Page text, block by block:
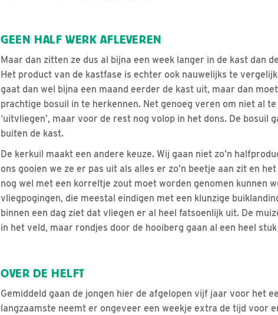
GEEN HALF WERK AFLEVEREN
Maar dan zitten ze dus al bijna een week langer in de kast dan
Het product van de kastfase is echter ook nauwelijks te
gaat dan wel bijna een maand eerder de kast uit, maar dan
prachtige bosuil in te herkennen. Net genoeg veren om niet al
‘uitvliegen’, maar voor de rest nog volop in het dons. De
buiten de kast.
De kerkuil maakt een andere keuze. Wij gaan niet zo’n
ons gooien we ze er pas uit als alles er zo’n beetje aan zit en
nog wel met een korreltje zout moet worden genomen kunnen
vliegpogingen, die meestal eindigen met een klunzige
binnen een dag ziet dat vliegen er al heel fatsoenlijk uit. De
in het veld, maar rondjes door de hooiberg gaan al een heel
OVER DE HELFT
Gemiddeld gaan de jongen hier de afgelopen vijf jaar voor het
langzaamste neemt er ongeveer een weekje extra de tijd voor